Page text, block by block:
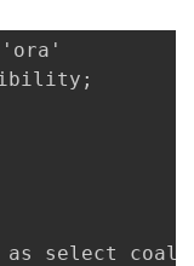
'ora'
select